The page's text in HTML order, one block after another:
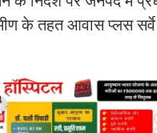
के तहत आवास प्लस सर्वे